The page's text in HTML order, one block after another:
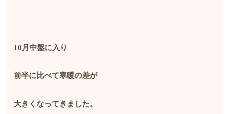
10 月中盤に入り
前半に比べて寒暖の差が
大きくなってきました。